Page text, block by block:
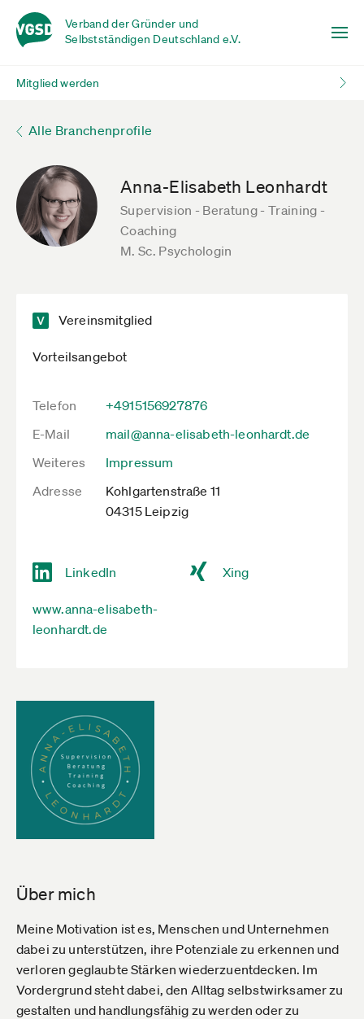
Verband der Gründer und
Selbstständigen Deutschland e.V.
Mitglied werden
Alle Branchenprofile
Anna-Elisabeth Leonhardt
Supervision - Beratung - Training -
Coaching
M. Sc. Psychologin
Vereinsmitglied
Vorteilsangebot
Telefon
+4915156927876
E-Mail
mail@anna-elisabeth-leonhardt.de
Weiteres
Impressum
Adresse
Kohlgartenstraße 11
04315 Leipzig
LinkedIn Xing
www.anna-elisabeth-
leonhardt.de
Über mich
Meine Motivation ist es, Menschen und Unternehmen
dabei zu unterstützen, ihre Potenziale zu erkennen und
verloren geglaubte Stärken wiederzuentdecken. Im
Vordergrund steht dabei, den Alltag selbstwirksamer zu
gestalten und handlungsfähig zu werden oder zu